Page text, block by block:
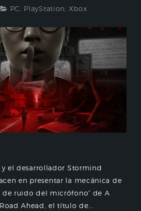
PC PlayStation Xbox
y el desarrollador Stormind
en presentar la mecánica de
de ruido del micrófono” de A
Ahead, el título de...